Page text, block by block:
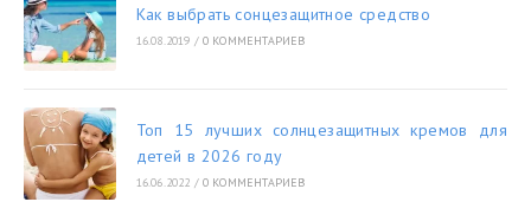
Как выбрать сонцезащитное средство
16.08.2019 / 0 КОММЕНТАРИЕВ
Топ 15 лучших солнцезащитных кремов для
детей в 2026 году
16.06.2022 / 0 КОММЕНТАРИЕВ